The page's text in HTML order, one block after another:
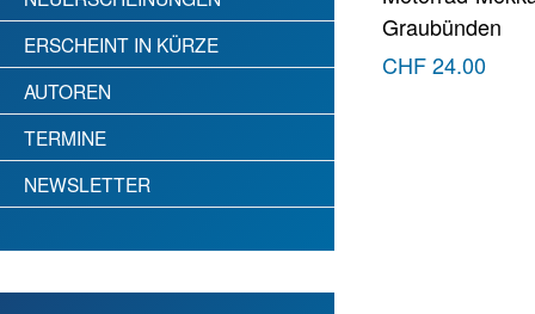
Graubünden
CHF24.00
ERSCHEINT IN KÜRZE
AUTOREN
TERMINE
NEWSLETTER